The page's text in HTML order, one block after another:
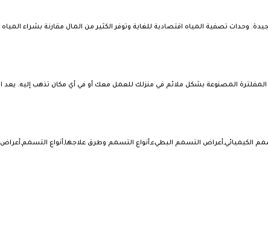
وحدات تصفية المياه اقتصادية للغاية وتوفر الكثير من المال مقارنة بشراء المياه
المصنوعة بشكل ملائم في منزلك للعمل معك أو في أي مكان تذهب إليه. يعد
الكيميائي,أعراض التسمم البطيء,أنواع التسمم وطرق علاجها,أنواع